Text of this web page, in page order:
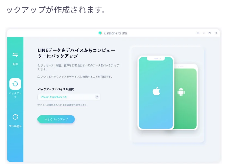
ックアップが作成されます。